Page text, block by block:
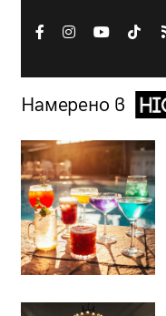
Намерено в